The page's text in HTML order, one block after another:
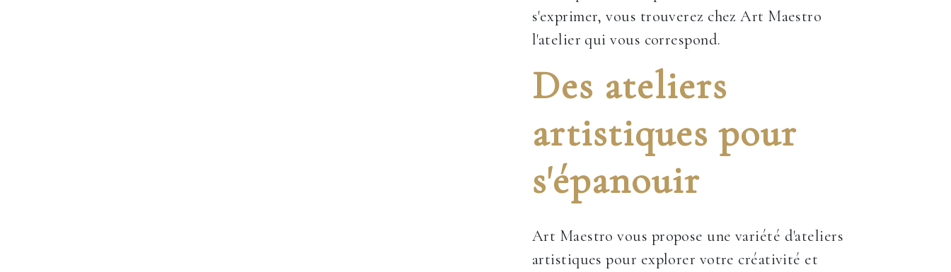
s'exprimer, vous trouverez chez Art Maestro
l'atelier qui vous correspond.
Des ateliers
artistiques pour
s'épanouir
Art Maestro vous propose une variété d'ateliers
artistiques pour explorer votre créativité et